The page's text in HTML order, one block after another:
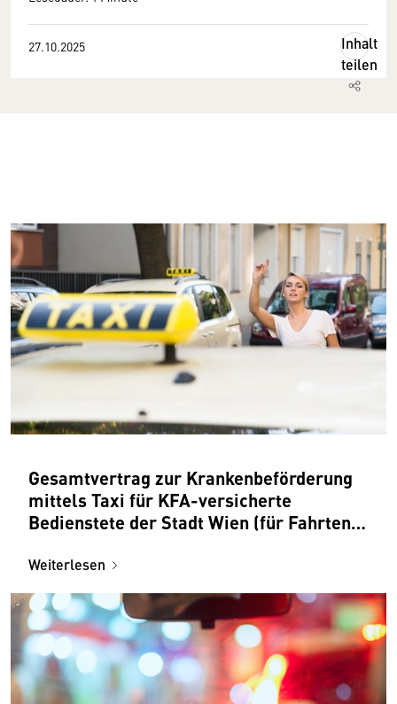
27.10.2025
Inhalt
teilen
Gesamtvertrag zur Krankenbeförderung
mittels Taxi für KFA-versicherte
Bedienstete der Stadt Wien (für Fahrten
Bundesländern außer Wien per 1.7.2025)
Weiterlesen